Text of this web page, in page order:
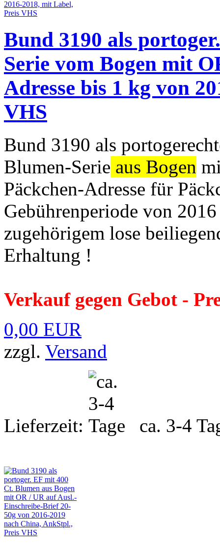
Bund 3190 als
Serie vom Bogen mit
Adresse bis 1 kg von
VHS
Bund 3190 als
Blumen-Serie aus Bogen
Päckchen-Adresse für
Gebührenperiode von
zugehörigem lose
Erhaltung !
Verkauf gegen Gebot -
0,00 EUR
zzgl. Versand
Lieferzeit: ca. 3-4